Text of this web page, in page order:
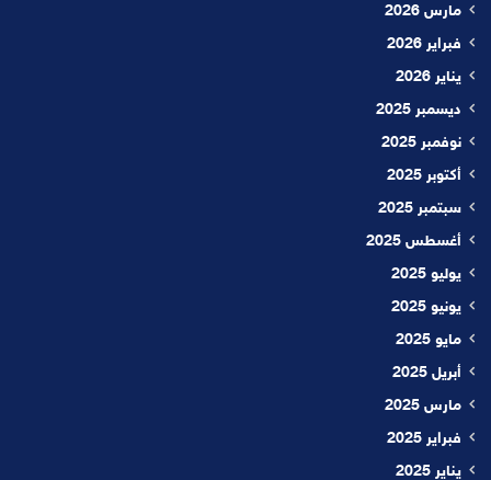
مارس 2026
فبراير 2026
يناير 2026
ديسمبر 2025
نوفمبر 2025
أكتوبر 2025
سبتمبر 2025
أغسطس 2025
يوليو 2025
يونيو 2025
مايو 2025
أبريل 2025
مارس 2025
فبراير 2025
يناير 2025